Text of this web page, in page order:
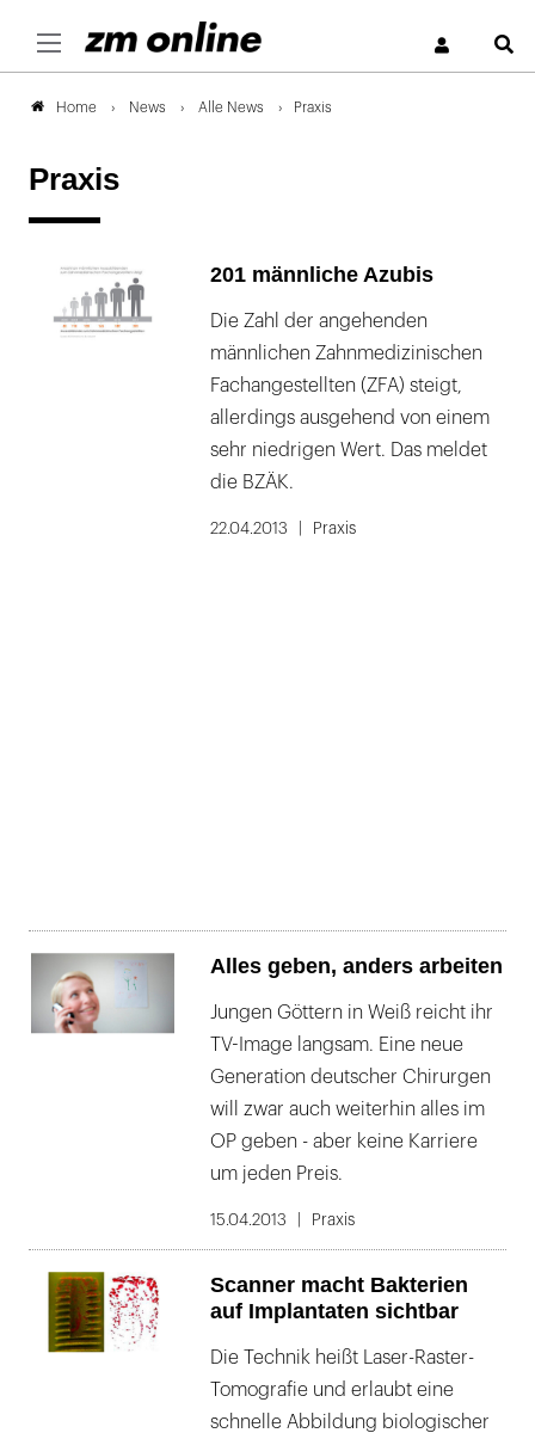
Home News Alle News Praxis
Praxis
201 männliche Azubis
Die Zahl der angehenden
männlichen Zahnmedizinischen
Fachangestellten (ZFA) steigt,
allerdings ausgehend von einem
sehr niedrigen Wert. Das meldet
die BZÄK.
22.04.2013 Praxis
Alles geben, anders arbeiten
Jungen Göttern in Weiß reicht ihr
TV-Image langsam. Eine neue
Generation deutscher Chirurgen
will zwar auch weiterhin alles im
OP geben - aber keine Karriere
um jeden Preis.
15.04.2013 Praxis
Scanner macht Bakterien
auf Implantaten sichtbar
Die Technik heißt Laser-Raster-
Tomografie und erlaubt eine
schnelle Abbildung biologischer